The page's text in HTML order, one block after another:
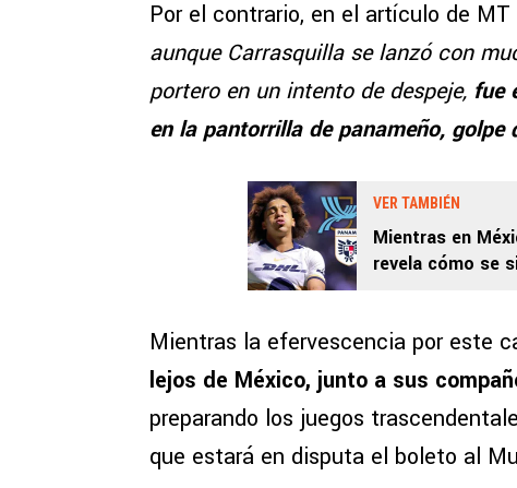
Por el contrario, en el artículo de MT
aunque Carrasquilla se lanzó con
portero en un intento de despeje, fue
en la pantorrilla de panameño,
VER TAMBIÉN
Mientras en
revela cómo se
Mientras la efervescencia por este
lejos de México, junto a sus
preparando los juegos
que estará en disputa el boleto al